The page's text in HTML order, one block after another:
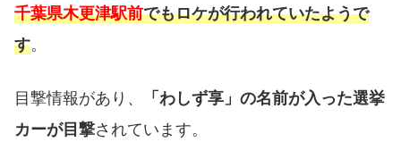
千葉県木更津駅前でもロケが行われていたようで
す。
目撃情報があり、
「わしず享」の名前が入った選挙
カーが目撃されています。